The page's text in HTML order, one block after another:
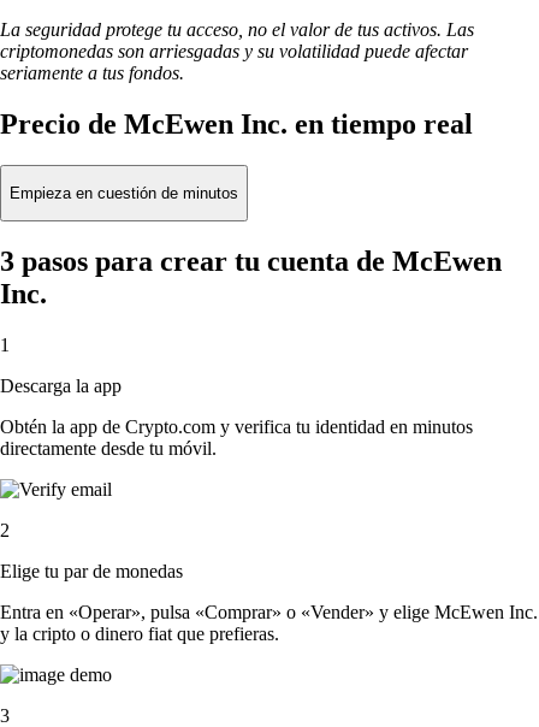
La seguridad protege tu acceso, no el valor de tus activos. Las
criptomonedas son arriesgadas y su volatilidad puede afectar
seriamente a tus fondos.
Precio de McEwen Inc. en tiempo real
Empieza en cuestión de minutos
3 pasos para crear tu cuenta de McEwen
Inc.
1
Descarga la app
Obtén la app de Crypto.com y verifica tu identidad en minutos
directamente desde tu móvil.
2
Elige tu par de monedas
Entra en «Operar», pulsa «Comprar» o «Vender» y elige McEwen Inc.
y la cripto o dinero fiat que prefieras.
3